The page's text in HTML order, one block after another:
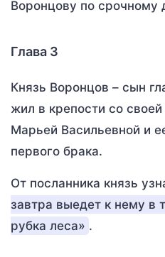
Воронцову по срочному
Глава 3
Князь Воронцов – сын
жил в крепости со
Марьей Васильевной и
первого брака.
От посланника князь
завтра выедет к нему в
рубка леса» .